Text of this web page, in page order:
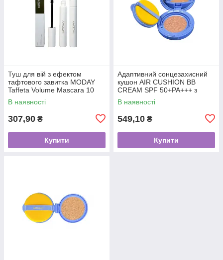
Туш для вій з ефектом
тафтового завитка MODAY
Taffeta Volume Mascara 10
грам
В наявності
307,90 ₴
Купити
Адаптивний сонцезахисний
кушон AIR CUSHION BB
CREAM SPF 50+PA+++ з
ніацинамідом та пантенолом
15 грам
В наявності
549,10 ₴
Купити